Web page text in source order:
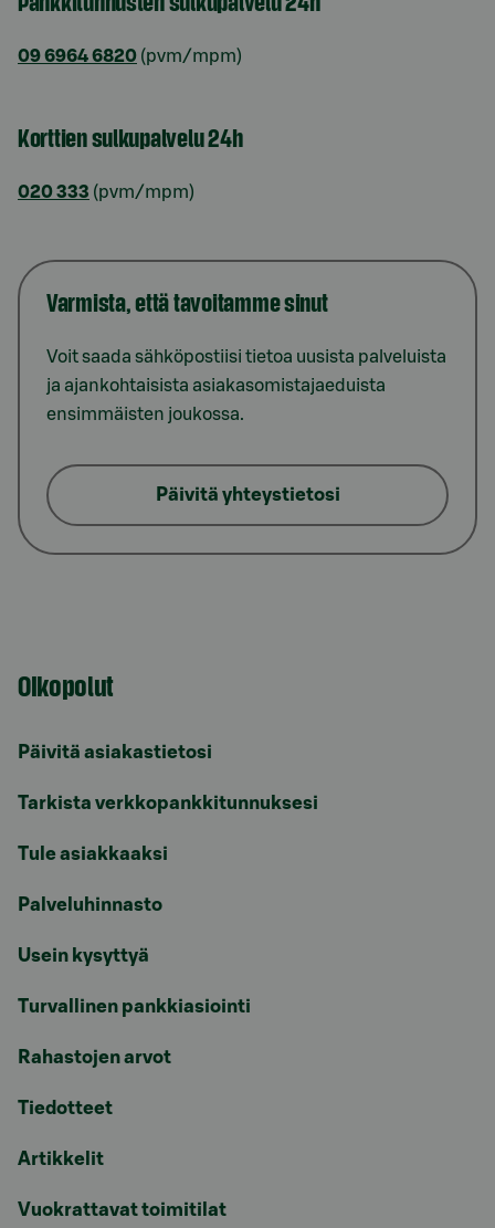
09 6964 6820 (pvm/mpm)
Korttien sulkupalvelu 24h
020 333 (pvm/mpm)
Varmista, että tavoitamme sinut
Voit saada sähköpostiisi tietoa uusista palveluista
ja ajankohtaisista asiakasomistajaeduista
ensimmäisten joukossa.
Päivitä yhteystietosi
Oikopolut
Päivitä asiakastietosi
Tarkista verkkopankkitunnuksesi
Tule asiakkaaksi
Palveluhinnasto
Usein kysyttyä
Turvallinen pankkiasiointi
Rahastojen arvot
Tiedotteet
Artikkelit
Vuokrattavat toimitilat